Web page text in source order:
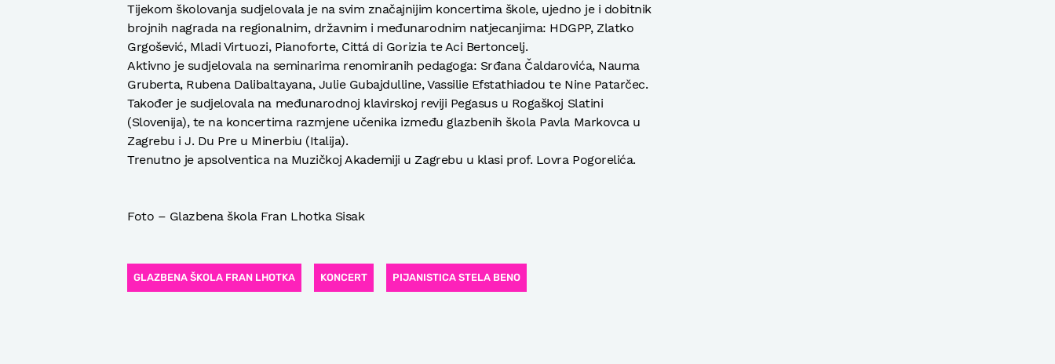
Tijekom školovanja sudjelovala je na svim značajnijim koncertima škole, ujedno je i dobitnik
brojnih nagrada na regionalnim, državnim i međunarodnim natjecanjima: HDGPP, Zlatko
Grgošević, Mladi Virtuozi, Pianoforte, Cittá di Gorizia te Aci Bertoncelj.
Aktivno je sudjelovala na seminarima renomiranih pedagoga: Srđana Čaldarovića, Nauma
Gruberta, Rubena Dalibaltayana, Julie Gubajdulline, Vassilie Efstathiadou te Nine Patarčec.
Također je sudjelovala na međunarodnoj klavirskoj reviji Pegasus u Rogaškoj Slatini
(Slovenija), te na koncertima razmjene učenika između glazbenih škola Pavla Markovca u
Zagrebu i J. Du Pre u Minerbiu (Italija).
Trenutno je apsolventica na Muzičkoj Akademiji u Zagrebu u klasi prof. Lovra Pogorelića.
Foto – Glazbena škola Fran Lhotka Sisak
GLAZBENA ŠKOLA FRAN LHOTKA KONCERT PIJANISTICA STELA BENO